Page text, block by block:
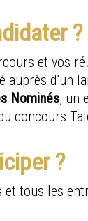
?
et vos
auprès d’un
Nominés, un
concours
?
tous les